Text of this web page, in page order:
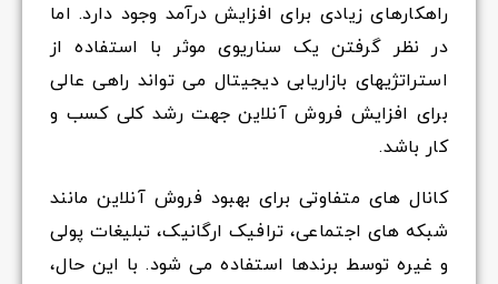
راهکارهای زیادی برای افزایش درآمد وجود دارد. اما
در نظر گرفتن یک سناریوی موثر با استفاده از
استراتژیهای بازاریابی دیجیتال می تواند راهی عالی
برای افزایش فروش آنلاین جهت رشد کلی کسب و
کار باشد.
کانال های متفاوتی برای بهبود فروش آنلاین مانند
شبکه های اجتماعی، ترافیک ارگانیک، تبلیغات پولی
و غیره توسط برندها استفاده می شود. با این حال،